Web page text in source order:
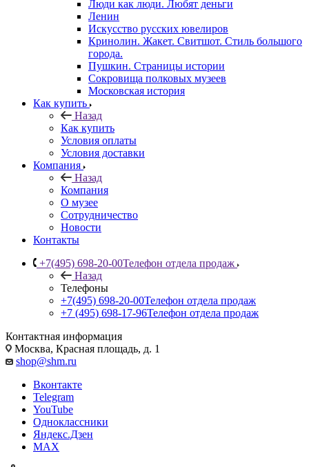
Люди как люди. Любят деньги
Ленин
Искусство русских ювелиров
Кринолин. Жакет. Свитшот. Стиль большого
города.
Пушкин. Страницы истории
Сокровища полковых музеев
Московская история
Как купить
Назад
Как купить
Условия оплаты
Условия доставки
Компания
Назад
Компания
О музее
Сотрудничество
Новости
Контакты
+7(495) 698-20-00Телефон отдела продаж
Назад
Телефоны
+7(495) 698-20-00Телефон отдела продаж
+7 (495) 698-17-96Телефон отдела продаж
Контактная информация
Москва, Красная площадь, д. 1
shop@shm.ru
Вконтакте
Telegram
YouTube
Одноклассники
Яндекс.Дзен
MAX